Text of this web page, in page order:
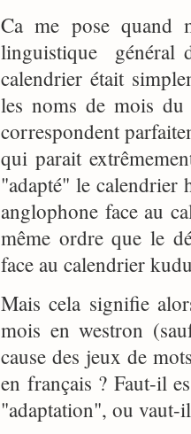
Ca me pose quand
linguistique général
calendrier était
les noms de mois
correspondent
qui parait
"adapté" le calendrier
anglophone face au
même ordre que le
face au calendrier
Mais cela signifie
mois en westron
cause des jeux de
en français ? Faut-il
"adaptation", ou vaut-